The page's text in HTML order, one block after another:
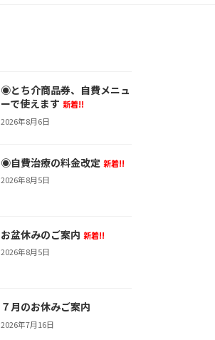
◉とち介商品券、自費メニュ
ーで使えます 新着!!
2026年8月6日
◉自費治療の料金改定 新着!!
2026年8月5日
お盆休みのご案内 新着!!
2026年8月5日
７月のお休みご案内
2026年7月16日